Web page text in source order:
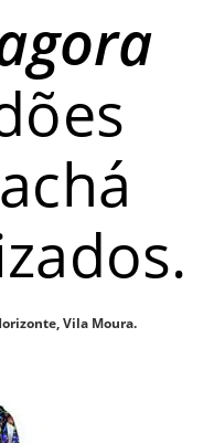
Vila Moura.